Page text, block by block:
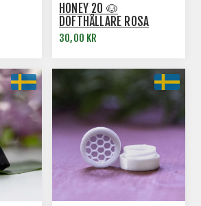
HONEY 20 🐶
DOFTHÅLLARE ROSA
30,00 KR